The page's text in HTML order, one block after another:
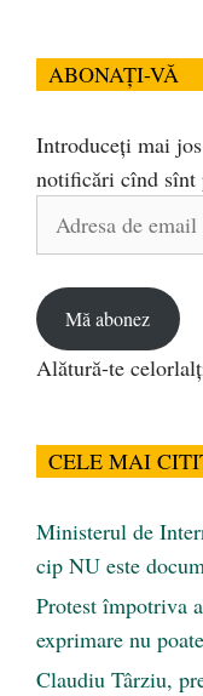
ABONAȚI-VĂ
Introduceți mai
notificări cînd sînt
Adresa
Mă abonez
Alătură-te
CELE MAI
Ministerul de
cip NU este
Protest împotriva
exprimare nu
Claudiu Târziu,